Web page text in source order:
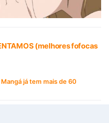
(melhores fofocas
já tem mais de 60